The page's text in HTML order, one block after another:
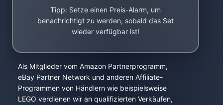
Tipp: Setze einen Preis-Alarm, um
benachrichtigt zu werden, sobald das Set
wieder verfügbar ist!
Als Mitglieder vom Amazon Partnerprogramm,
eBay Partner Network und anderen Affiliate-
Programmen von Händlern wie beispielsweise
LEGO verdienen wir an qualifizierten Verkäufen,